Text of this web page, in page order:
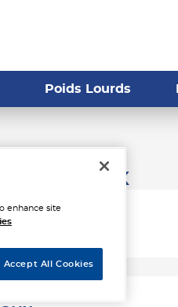
Poids Lourds
enhance site
Accept All Cookies